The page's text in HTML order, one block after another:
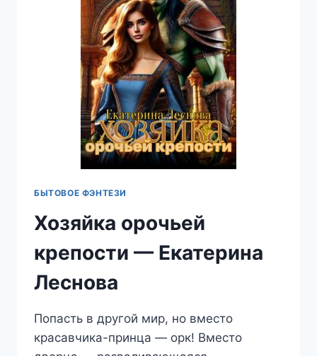
БЫТОВОЕ ФЭНТЕЗИ
Хозяйка орочьей
крепости — Екатерина
Леснова
Попасть в другой мир, но вместо
красавчика-принца — орк! Вместо